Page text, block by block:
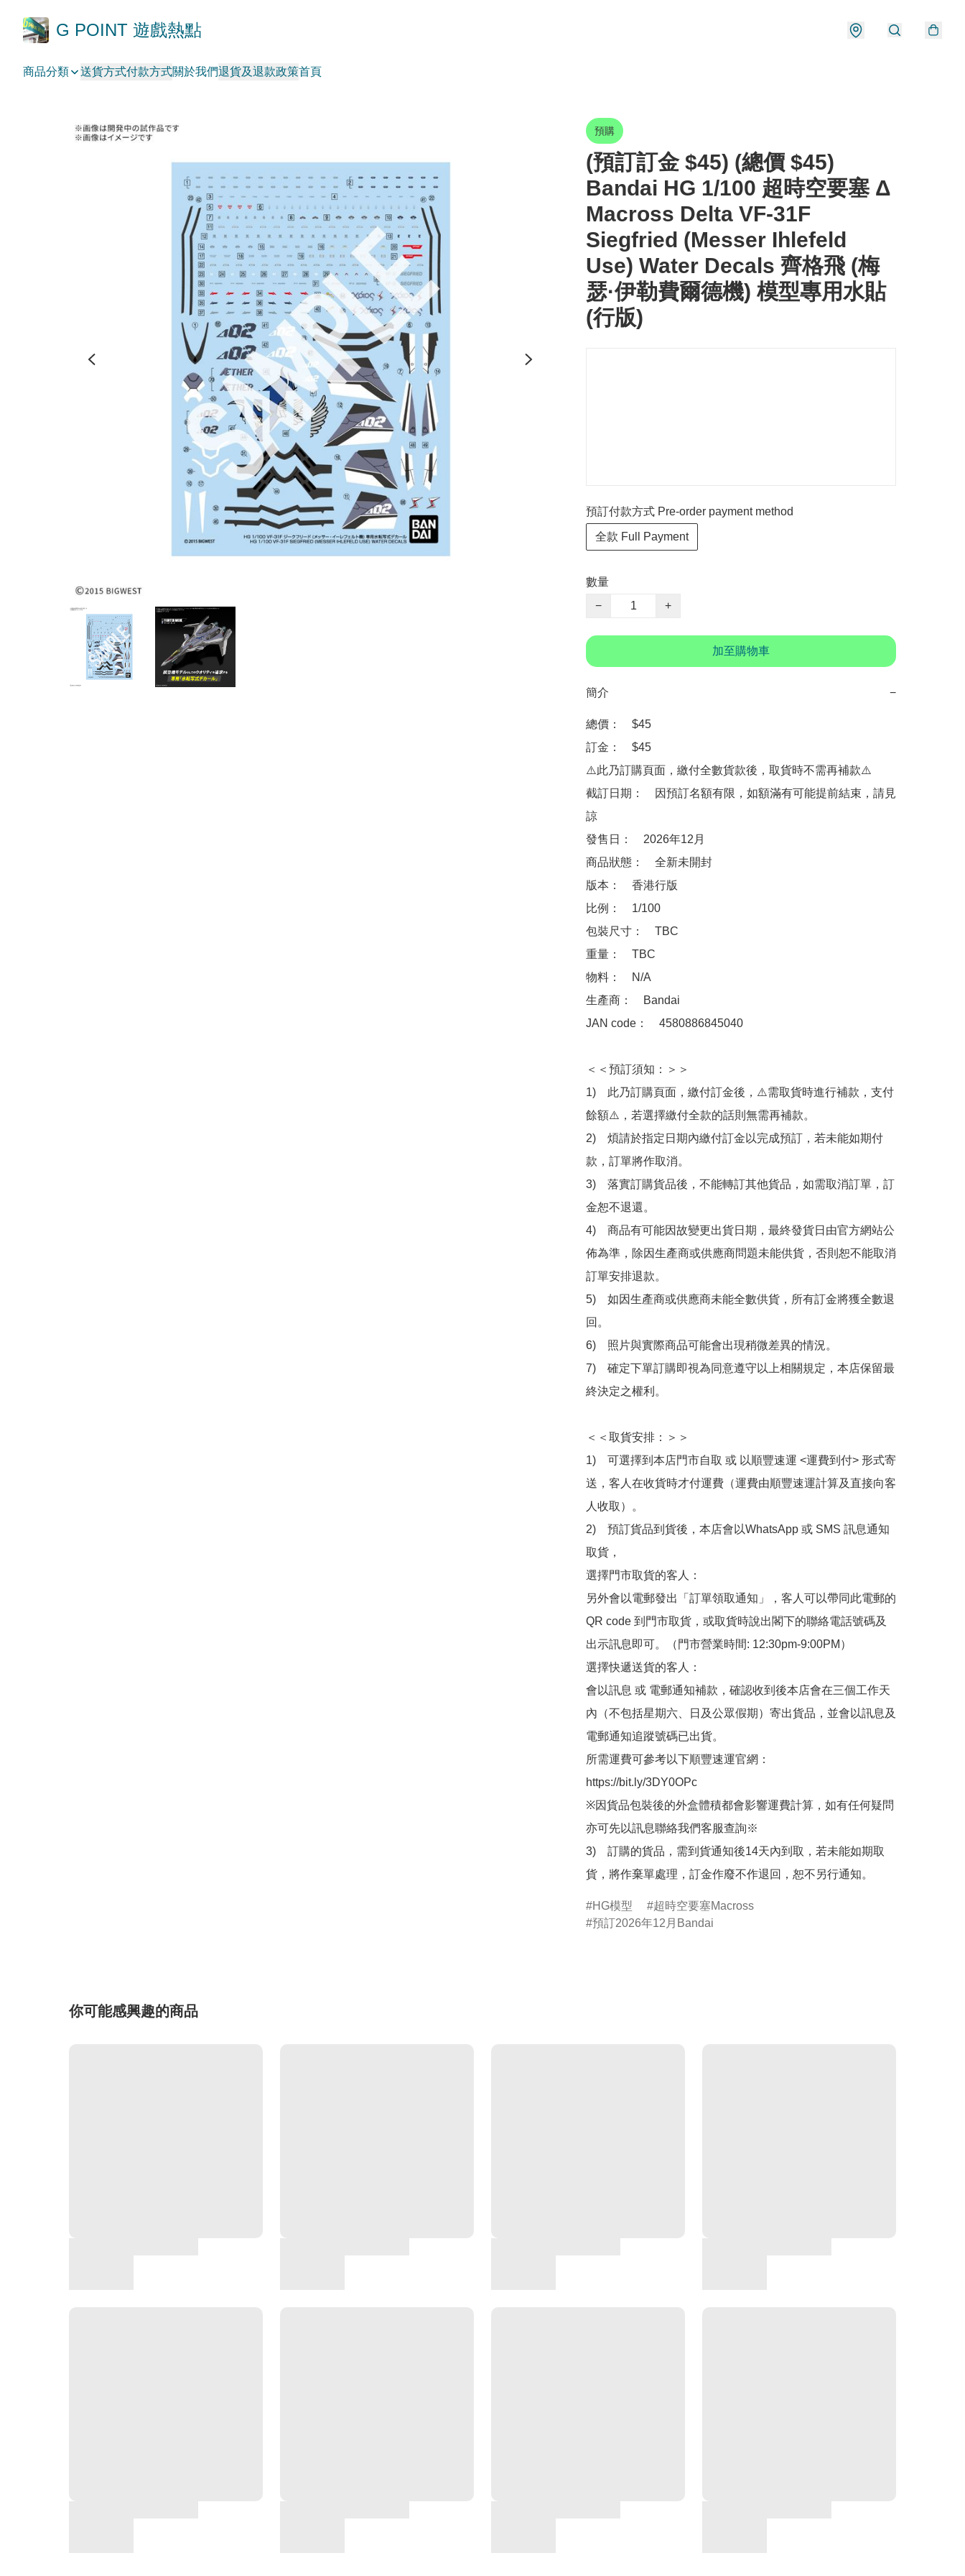
G POINT 遊戲熱點
商品分類 送貨方式付款方式關於我們退貨及退款政策首頁
預購
(預訂訂金 $45) (總價 $45)
Bandai HG 1/100 超時空要塞 Δ
Macross Delta VF-31F
Siegfried (Messer Ihlefeld
Use) Water Decals 齊格飛 (梅
瑟·伊勒費爾德機) 模型專用水貼
(行版)
預訂付款方式 Pre-order payment method
全款 Full Payment
數量
−
+
加至購物車
簡介 −
總價：　$45
訂金：　$45
⚠️此乃訂購頁面，繳付全數貨款後，取貨時不需再補款⚠️
截訂日期：　因預訂名額有限，如額滿有可能提前結束，請見
諒
發售日：　2026年12月
商品狀態：　全新未開封
版本：　香港行版
比例：　1/100
包裝尺寸：　TBC
重量：　TBC
物料：　N/A
生產商：　Bandai
JAN code：　4580886845040
＜＜預訂須知：＞＞
1)　此乃訂購頁面，繳付訂金後，⚠️需取貨時進行補款，支付
餘額⚠️，若選擇繳付全款的話則無需再補款。
2)　煩請於指定日期內繳付訂金以完成預訂，若未能如期付
款，訂單將作取消。
3)　落實訂購貨品後，不能轉訂其他貨品，如需取消訂單，訂
金恕不退還。
4)　商品有可能因故變更出貨日期，最終發貨日由官方網站公
佈為準，除因生產商或供應商問題未能供貨，否則恕不能取消
訂單安排退款。
5)　如因生產商或供應商未能全數供貨，所有訂金將獲全數退
回。
6)　照片與實際商品可能會出現稍微差異的情況。
7)　確定下單訂購即視為同意遵守以上相關規定，本店保留最
終決定之權利。
＜＜取貨安排：＞＞
1)　可選擇到本店門市自取 或 以順豐速運 <運費到付> 形式寄
送，客人在收貨時才付運費（運費由順豐速運計算及直接向客
人收取）。
2)　預訂貨品到貨後，本店會以WhatsApp 或 SMS 訊息通知
取貨，
選擇門市取貨的客人：
另外會以電郵發出「訂單領取通知」，客人可以帶同此電郵的
QR code 到門市取貨，或取貨時說出閣下的聯絡電話號碼及
出示訊息即可。（門市營業時間: 12:30pm-9:00PM）
選擇快遞送貨的客人：
會以訊息 或 電郵通知補款，確認收到後本店會在三個工作天
內（不包括星期六、日及公眾假期）寄出貨品，並會以訊息及
電郵通知追蹤號碼已出貨。
所需運費可參考以下順豐速運官網：
https://bit.ly/3DY0OPc
※因貨品包裝後的外盒體積都會影響運費計算，如有任何疑問
亦可先以訊息聯絡我們客服查詢※
3)　訂購的貨品，需到貨通知後14天內到取，若未能如期取
貨，將作棄單處理，訂金作廢不作退回，恕不另行通知。
HG模型
超時空要塞Macross
預訂2026年12月Bandai
你可能感興趣的商品